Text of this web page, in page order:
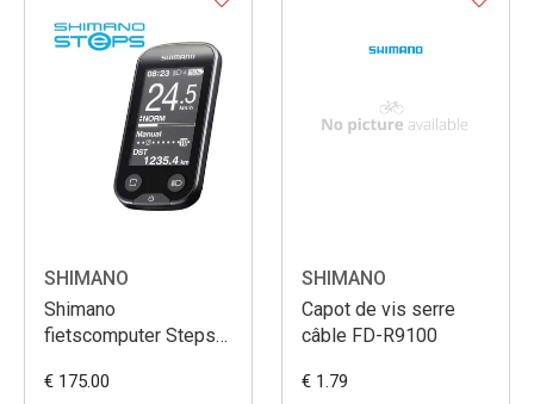
SHIMANO
Shimano
fietscomputer Steps
€ 175.00
SHIMANO
Capot de vis serre
câble FD-R9100
€ 1.79